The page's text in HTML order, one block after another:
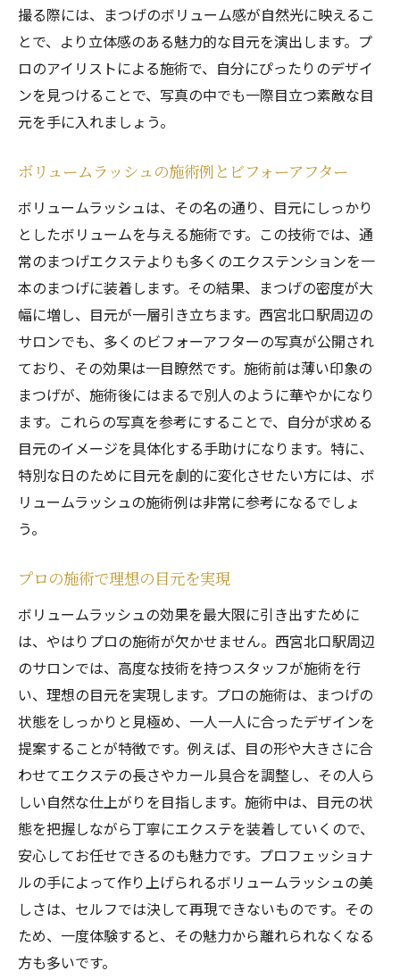
撮る際には、まつげのボリューム感が自然光に映えるこ
とで、より立体感のある魅力的な目元を演出します。プ
ロのアイリストによる施術で、自分にぴったりのデザイ
ンを見つけることで、写真の中でも一際目立つ素敵な目
元を手に入れましょう。
ボリュームラッシュの施術例とビフォーアフター
ボリュームラッシュは、その名の通り、目元にしっかり
としたボリュームを与える施術です。この技術では、通
常のまつげエクステよりも多くのエクステンションを一
本のまつげに装着します。その結果、まつげの密度が大
幅に増し、目元が一層引き立ちます。西宮北口駅周辺の
サロンでも、多くのビフォーアフターの写真が公開され
ており、その効果は一目瞭然です。施術前は薄い印象の
まつげが、施術後にはまるで別人のように華やかになり
ます。これらの写真を参考にすることで、自分が求める
目元のイメージを具体化する手助けになります。特に、
特別な日のために目元を劇的に変化させたい方には、ボ
リュームラッシュの施術例は非常に参考になるでしょ
う。
プロの施術で理想の目元を実現
ボリュームラッシュの効果を最大限に引き出すために
は、やはりプロの施術が欠かせません。西宮北口駅周辺
のサロンでは、高度な技術を持つスタッフが施術を行
い、理想の目元を実現します。プロの施術は、まつげの
状態をしっかりと見極め、一人一人に合ったデザインを
提案することが特徴です。例えば、目の形や大きさに合
わせてエクステの長さやカール具合を調整し、その人ら
しい自然な仕上がりを目指します。施術中は、目元の状
態を把握しながら丁寧にエクステを装着していくので、
安心してお任せできるのも魅力です。プロフェッショナ
ルの手によって作り上げられるボリュームラッシュの美
しさは、セルフでは決して再現できないものです。その
ため、一度体験すると、その魅力から離れられなくなる
方も多いです。